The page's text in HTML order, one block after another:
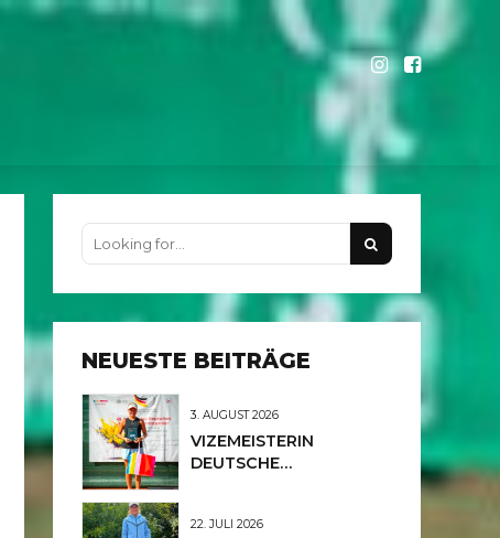
NEUESTE BEITRÄGE
3. AUGUST 2026
VIZEMEISTERIN
DEUTSCHE
22. JULI 2026